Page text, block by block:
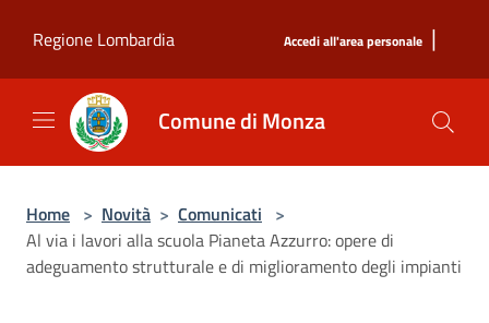
Regione Lombardia
Accedi all'area personale |
Comune di Monza
Home > Novità > Comunicati >
Al via i lavori alla scuola Pianeta Azzurro: opere di
adeguamento strutturale e di miglioramento degli impianti